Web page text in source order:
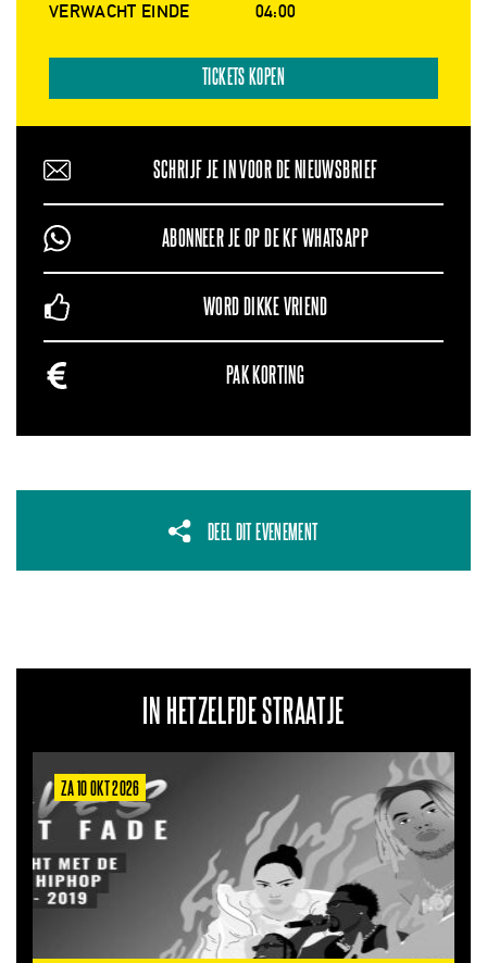
VERWACHT EINDE 04:00
TICKETS KOPEN
SCHRIJF JE IN VOOR DE NIEUWSBRIEF
ABONNEER JE OP DE KF WHATSAPP
WORD DIKKE VRIEND
PAK KORTING
DEEL DIT EVENEMENT
IN HETZELFDE STRAATJE
ZA 10 OKT 2026